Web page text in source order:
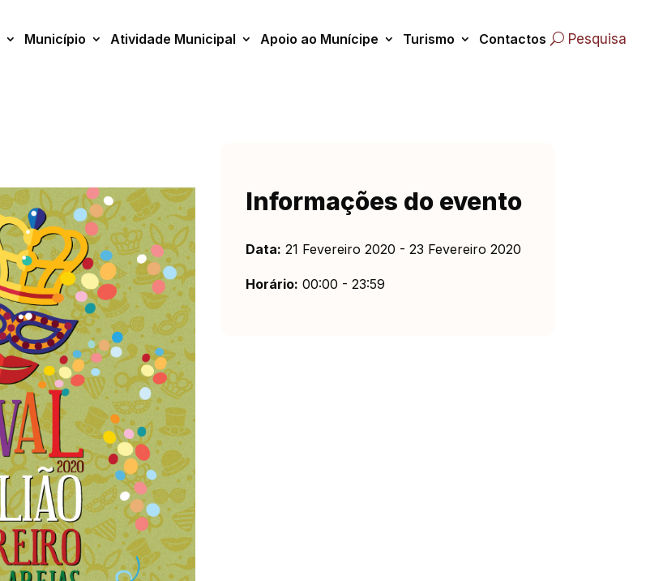
Município Atividade Municipal Apoio ao Munícipe Turismo Contactos Pesquisa
Informações do evento
Data: 21 Fevereiro 2020 - 23 Fevereiro 2020
Horário: 00:00 - 23:59